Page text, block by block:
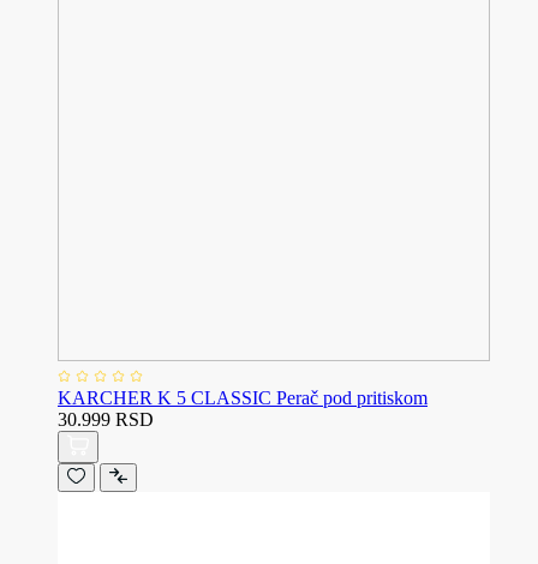
KARCHER K 5 CLASSIC Perač pod pritiskom
30.999 RSD